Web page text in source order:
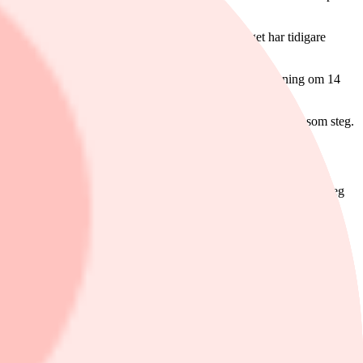
kvartalet. Aktien var dock upp 2 procent. Bolaget har tidigare
miljoner kronor i fjärde kvartalet med en nettoomsättning om 14
fastighetsföretagen Wihlborgs som sjönk och Nyfosa som steg.
för spelet System Shock 3 till Otherside. Starbreeze steg
blev det känt att Ratos vd Jonas Wiström har köpt aktier för